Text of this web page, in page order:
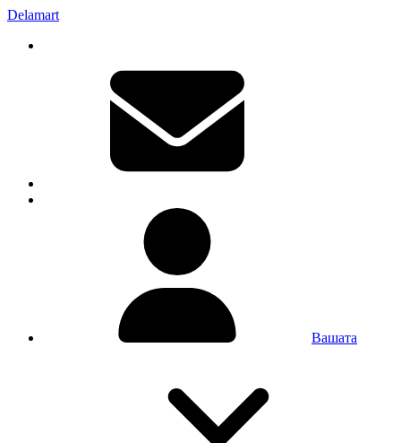
Delamart
Вашата